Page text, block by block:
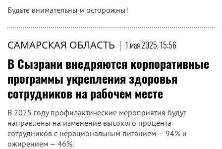
Будьте внимательны и осторожны!
САМАРСКАЯ ОБЛАСТЬ | 1 мая 2025, 15:56
В Сызрани внедряются корпоративные
программы укрепления здоровья
сотрудников на рабочем месте
В 2025 году профилактические мероприятия будут
направлены на изменение высокого процента
сотрудников с нерациональным питанием — 94% и
ожирением — 46%.